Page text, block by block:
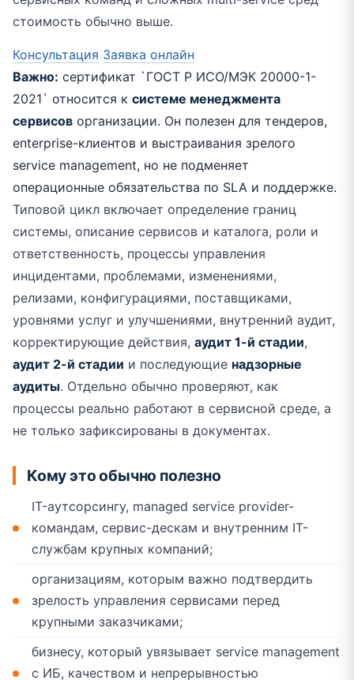
стоимость обычно выше.
Консультация Заявка онлайн
Важно: сертификат `ГОСТ Р ИСО/МЭК 20000-1-
2021` относится к системе менеджмента
сервисов организации. Он полезен для тендеров,
enterprise-клиентов и выстраивания зрелого
service management, но не подменяет
операционные обязательства по SLA и поддержке.
Типовой цикл включает определение границ
системы, описание сервисов и каталога, роли и
ответственность, процессы управления
инцидентами, проблемами, изменениями,
релизами, конфигурациями, поставщиками,
уровнями услуг и улучшениями, внутренний аудит,
корректирующие действия, аудит 1-й стадии,
аудит 2-й стадии и последующие надзорные
аудиты. Отдельно обычно проверяют, как
процессы реально работают в сервисной среде, а
не только зафиксированы в документах.
Кому это обычно полезно
IT-аутсорсингу, managed service provider-
командам, сервис-дескам и внутренним IT-
службам крупных компаний;
организациям, которым важно подтвердить
зрелость управления сервисами перед
крупными заказчиками;
бизнесу, который увязывает service management
с ИБ, качеством и непрерывностью